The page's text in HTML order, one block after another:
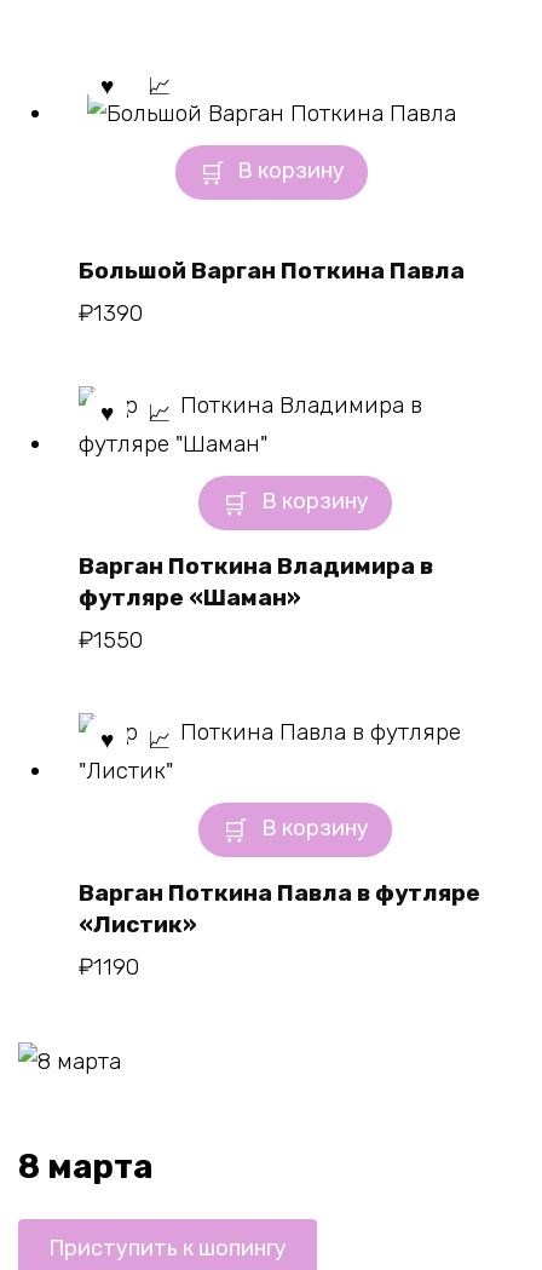
В корзину
Большой Варган Поткина Павла
₽1390
В корзину
Варган Поткина Владимира в
футляре «Шаман»
₽1550
В корзину
Варган Поткина Павла в футляре
«Листик»
₽1190
8 марта
Приступить к шопингу